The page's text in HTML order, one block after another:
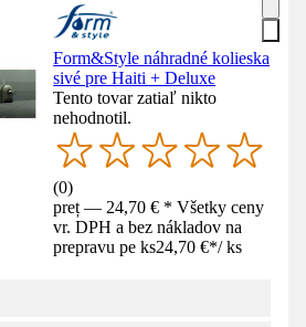
Form&Style náhradné kolieska
sivé pre Haiti + Deluxe
Tento tovar zatiaľ nikto
nehodnotil.
(0)
preț — 24,70 € * Všetky ceny
vr. DPH a bez nákladov na
prepravu pe ks24,70 €*/ ks